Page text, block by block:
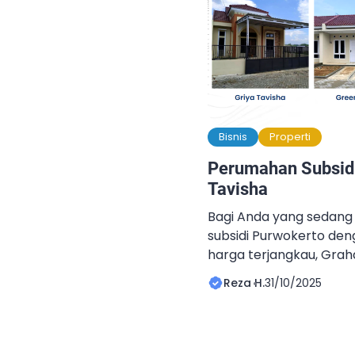
Bisnis Properti
Perumahan
Tavisha
Bagi Anda yang
subsidi Purwokerto
harga terjangkau,
yang tepat.
keseimbangan antara
Reza H.31/10/2025